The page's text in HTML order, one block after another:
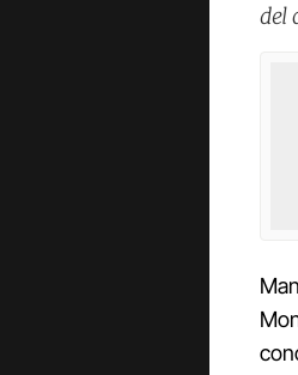
del